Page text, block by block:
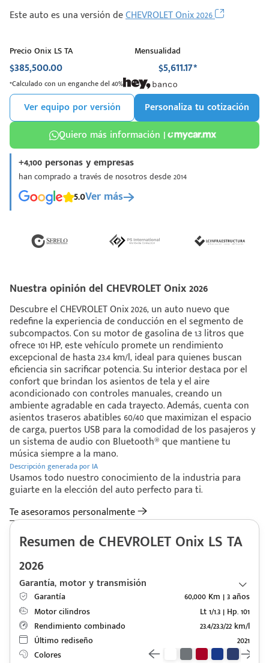
Este auto es una versión deCHEVROLET Onix 2026
Nuestra opinión del CHEVROLET Onix 2026
Descubre el CHEVROLET Onix 2026, un auto nuevo que
redefine la experiencia de conducción en el segmento de
subcompactos. Con su motor de gasolina de 1.3 litros que
ofrece 101 HP, este vehículo promete un rendimiento
excepcional de hasta 23.4 km/l, ideal para quienes buscan
eficiencia sin sacrificar potencia. Su interior destaca por el
confort que brindan los asientos de tela y el aire
acondicionado con controles manuales, creando un
ambiente agradable en cada trayecto. Además, cuenta con
asientos traseros abatibles 60/40 que maximizan el espacio
de carga, puertos USB para la comodidad de los pasajeros y
un sistema de audio con Bluetooth® que mantiene tu
música siempre a la mano.
Descripción generada por IA
Usamos todo nuestro conocimiento de la industria para
guiarte en la elección del auto perfecto para ti.
Te asesoramos personalmente
Resumen de CHEVROLET Onix LS TA
2026
Garantía, motor y transmisión
Garantía
60,000 Km | 3 años
Motor cilindros
Lt 1/1.3 | Hp. 101
Rendimiento combinado
23.4/23.3/22 km/l
Último rediseño
2021
Colores
Precio Onix LS TA
$385,500.00
Mensualidad
$5,611.17*
*Calculado con un enganche del 40%
Ver equipo por versión
Personaliza tu cotización
Quiero más información |
+4,100 personas y empresas
han comprado a través de nosotros desde 2014
5.0Ver más